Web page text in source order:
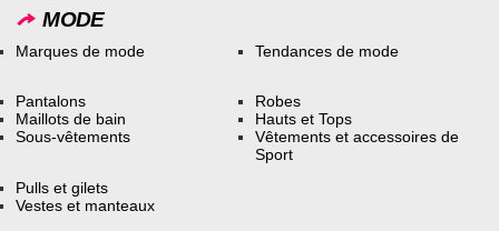
MODE
Marques de mode Tendances de mode
Pantalons
Maillots de bain
Sous-vêtements
Robes
Hauts et Tops
Vêtements et accessoires de
Sport
Pulls et gilets
Vestes et manteaux